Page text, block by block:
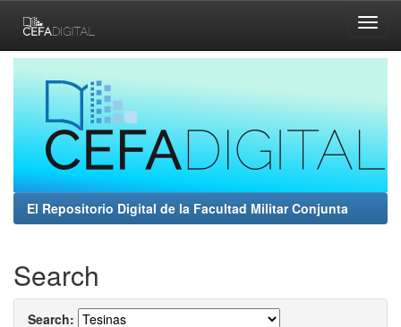
navigation
El Repositorio Digital de la Facultad Militar Conjunta
Search
Search: